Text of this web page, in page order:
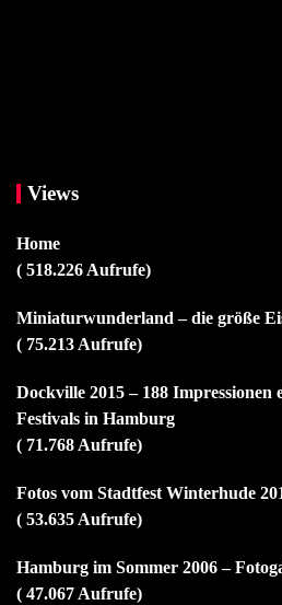
Views
Home
( 518.226 Aufrufe)
Miniaturwunderland – die größe
( 75.213 Aufrufe)
Dockville 2015 – 188 Impressionen
Festivals in Hamburg
( 71.768 Aufrufe)
Fotos vom Stadtfest Winterhude
( 53.635 Aufrufe)
Hamburg im Sommer 2006 –
( 47.067 Aufrufe)